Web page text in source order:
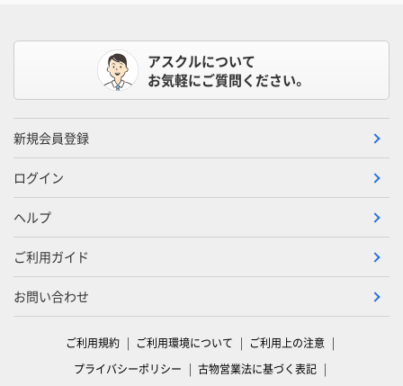
アスクルについて
お気軽にご質問ください。
新規会員登録
ログイン
ヘルプ
ご利用ガイド
お問い合わせ
ご利用規約 ご利用環境について
ご利用上の注意
プライバシーポリシー
古物営業法に基づく表記